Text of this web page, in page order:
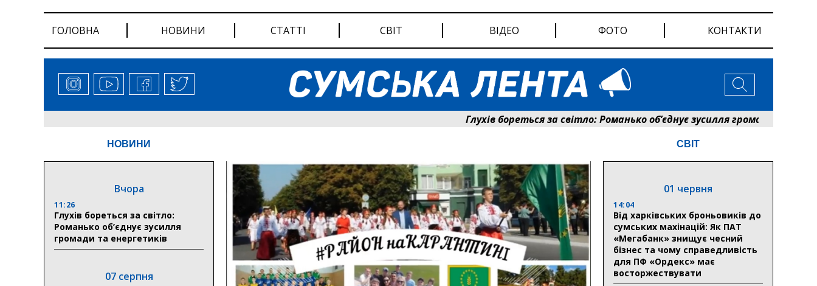
ГОЛОВНА НОВИНИ СТАТТІ СВІТ ВІДЕО ФОТО КОНТАКТИ
Глухів бореться за світло: Романько об’єднує зусилля громади та енергетиків
НОВИНИ
Вчора
11:26
Глухів бореться за світло:
Романько об’єднує зусилля
громади та енергетиків
07 серпня
СВІТ
01 червня
14:04
Від харківських броньовиків до
сумських махінацій: Як ПАТ
«Мегабанк» знищує чесний
бізнес та чому справедливість
для ПФ «Ордекс» має
восторжествувати